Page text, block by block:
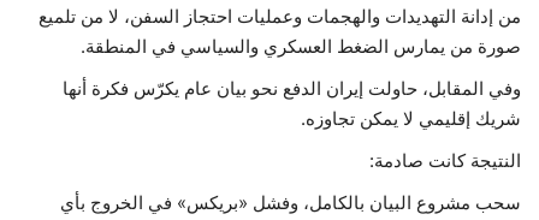
من إدانة التهديدات والهجمات وعمليات احتجاز السفن، لا من تلميع
صورة من يمارس الضغط العسكري والسياسي في المنطقة.
وفي المقابل، حاولت إيران الدفع نحو بيان عام يكرّس فكرة أنها
شريك إقليمي لا يمكن تجاوزه.
النتيجة كانت صادمة:
سحب مشروع البيان بالكامل، وفشل «بريكس» في الخروج بأي